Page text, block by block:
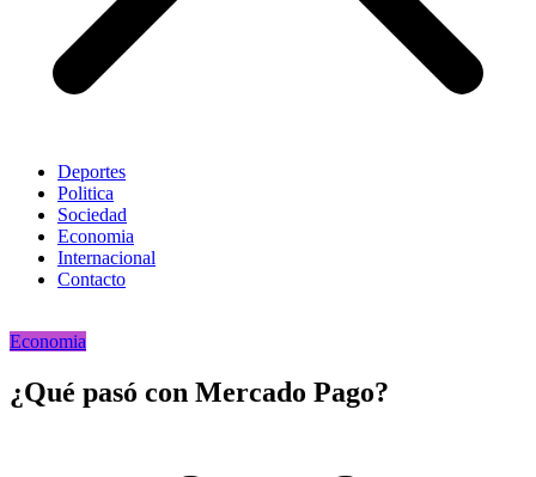
Deportes
Politica
Sociedad
Economia
Internacional
Contacto
Economia
¿Qué pasó con Mercado Pago?